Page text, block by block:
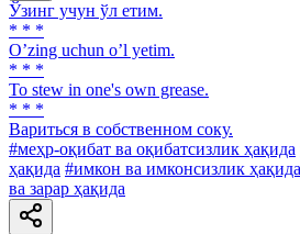
Ўзинг учун ўл етим.
* * *
Oʼzing uchun oʼl yetim.
* * *
To stew in one's own grease.
* * *
Вариться в собственном соку.
#меҳр-оқибат ва оқибатсизлик ҳақида
ҳақида #имкон ва имконсизлик ҳақида
ва зарар ҳақида